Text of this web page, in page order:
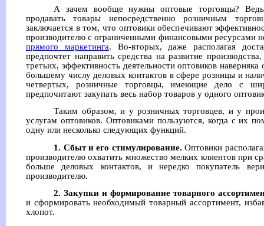
А зачем вообще нужны оптовые торговцы?
продавать товары непосредственно розничным
заключается в том, что оптовики обеспечивают
производителю с ограниченными финансовыми ресурсами
прямого маркетинга. Во-вторых, даже располагая
предпочтет направить средства на развитие
третьих, эффективность деятельности оптовиков
большему числу деловых контактов в сфере розницы и
четвертых, розничные торговцы, имеющие дело с
предпочитают закупать весь набор товаров у одного
Таким образом, и у розничных торговцев, и у
услугам оптовиков. Оптовиками пользуются, когда с их
одну или несколько следующих функций.
1. Сбыт и его стимулирование. Оптовики
производителю охватить множество мелких клиентов при
больше деловых контактов, и нередко покупатель
производителю.
2. Закупки и формирование товарного
и сформировать необходимый товарный ассортимент,
хлопот.